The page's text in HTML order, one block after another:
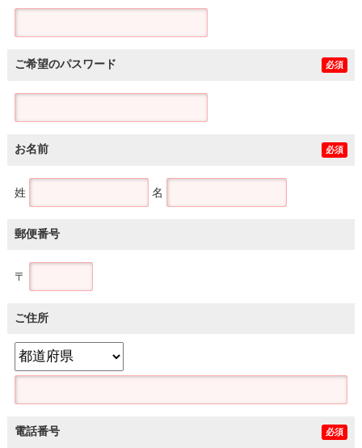
ご希望のパスワード 必須
お名前 必須
姓 名
郵便番号
〒
ご住所
電話番号 必須